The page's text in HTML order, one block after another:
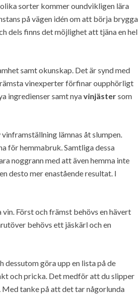
sorter kommer oundvikligen lära
på vägen idén om att börja brygga
dels finns det möjlighet att tjäna en hel
samt okunskap. Det är synd med
vinexperter förfinar oupphörligt
ingredienser samt nyavinjästersom
lämnas åt slumpen.
för hemmabruk. Samtliga dessa
noggrann med att även hemma inte
desto mer enastående resultat. I
Först och främst behövs en hävert
behövs ett jäskärl och en
göra upp en lista på de
och pricka. Det medför att du slipper
Med tanke på att det tar någorlunda